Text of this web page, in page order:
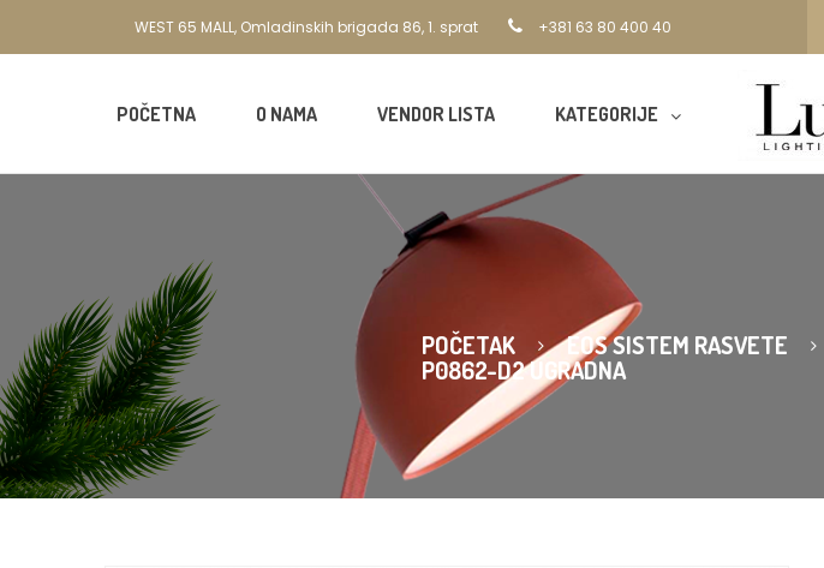
WEST 65 MALL, Omladinskih brigada 86, 1. sprat +381 63 80 400 40
POČETNA O NAMA VENDOR LISTA KATEGORIJE
POČETAK EOS SISTEM RASVETE
P0862-D2 UGRADNA